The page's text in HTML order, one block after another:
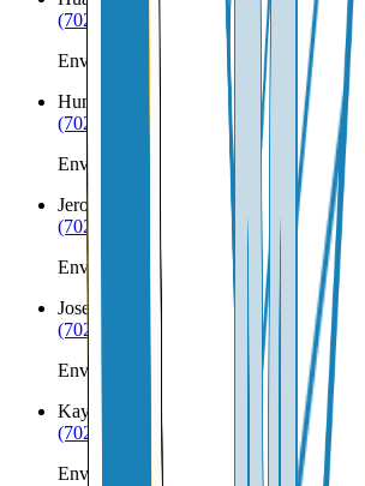
(702) 879-8299
Envíos a Nicaragua desde Huachuca City
Humboldt
AZ
(702) 879-8299
Envíos a Nicaragua desde Humboldt
Jerome
(702) 879-8299
Envíos a Nicaragua desde Jerome
Joseph City
AZ
(702) 879-8299
Envíos a Nicaragua desde Joseph City
Kayenta
(702) 879-8299
Envíos a Nicaragua desde Kayenta